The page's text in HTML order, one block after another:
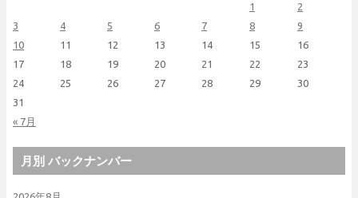
« 7月
1
2
3
4 5 6 7 8
9
10
11 12 13 14 15
16
17
18 19 20 21 22
23
24
25 26 27 28 29
30
31
月別 バックナンバー